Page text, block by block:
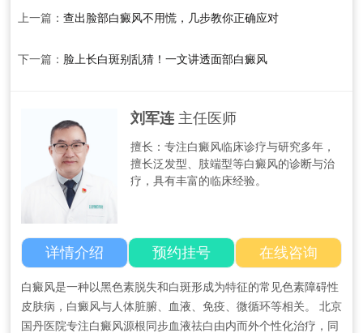
上一篇： 查出脸部白癜风不用慌，几步教你正确应对​
下一篇： 脸上长白斑别乱猜！一文讲透面部白癜风​
刘军连 主任医师
擅长：专注白癜风临床诊疗与研究多年，
擅长泛发型、肢端型等白癜风的诊断与治
疗，具有丰富的临床经验。
详情介绍 预约挂号 在线咨询
白癜风是一种以黑色素脱失和白斑形成为特征的常见色素障碍性
皮肤病，白癜风与人体脏腑、血液、免疫、微循环等相关。 北京
国丹医院专注白癜风源根同步血液祛白由内而外个性化治疗，同